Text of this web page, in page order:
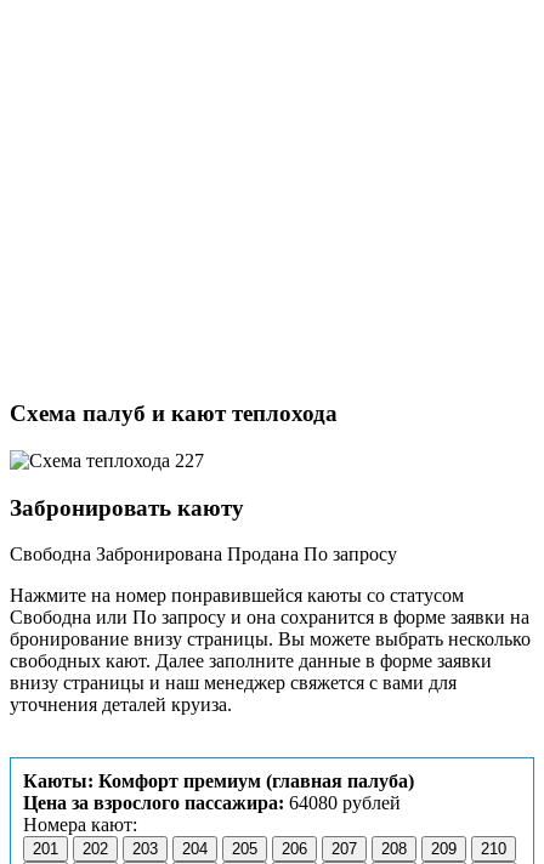
Схема палуб и кают теплохода
Забронировать каюту
Свободна Забронирована Продана По запросу
Нажмите на номер понравившейся каюты со статусом
Свободна или По запросу и она сохранится в форме заявки на
бронирование внизу страницы. Вы можете выбрать несколько
свободных кают. Далее заполните данные в форме заявки
внизу страницы и наш менеджер свяжется с вами для
уточнения деталей круиза.
Каюты: Комфорт премиум (главная палуба)
Цена за взрослого пассажира: 64080 рублей
Номера кают:
201 202 203 204 205 206 207 208 209
210